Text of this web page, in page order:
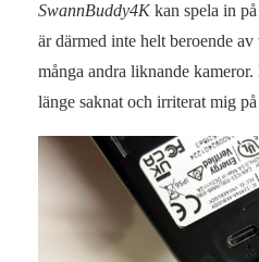
SwannBuddy4Kkan spela in
är därmed inte helt beroende
många andra liknande
länge saknat och irriterat mig